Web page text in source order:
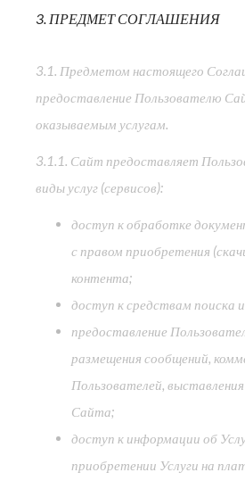
3. ПРЕДМЕТ СОГЛАШЕНИЯ
3.1. Предметом настоящего
предоставление Пользователю
оказываемым услугам.
3.1.1. Сайт предоставляет
виды услуг (сервисов):
доступ к обработке
с правом приобретения
контента;
доступ к средствам поиска
предоставление
размещения сообщений,
Пользователей,
Сайта;
доступ к информации об
приобретении Услуги на